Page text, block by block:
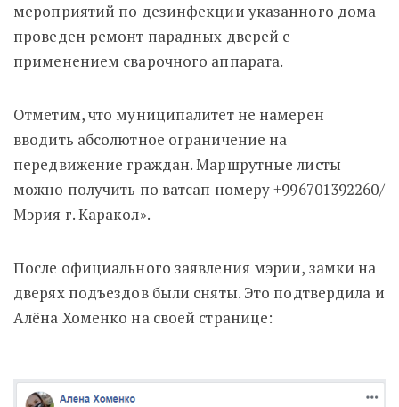
мероприятий по дезинфекции указанного дома
проведен ремонт парадных дверей с
применением сварочного аппарата.
Отметим, что муниципалитет не намерен
вводить абсолютное ограничение на
передвижение граждан. Маршрутные листы
можно получить по ватсап номеру +996701392260/
Мэрия г. Каракол».
После официального заявления мэрии, замки на
дверях подъездов были сняты. Это подтвердила и
Алёна Хоменко на своей странице: